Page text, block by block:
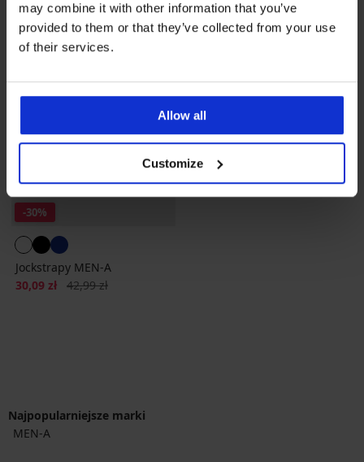
may combine it with other information that you’ve
provided to them or that they’ve collected from your use
of their services.
Allow all
Customize
-30%
Jockstrapy MEN-A
Zniżka
30,09 zł Pierwotna cena
42,99 zł
Najpopularniejsze marki
MEN-A